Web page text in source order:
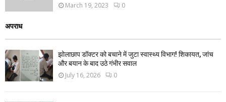
March 19, 2023 0
अपराध
झोलाछाप डॉक्टर को बचाने में जुटा स्वास्थ्य विभाग! शिकायत, जांच
और बयान के बाद उठे गंभीर सवाल
July 16, 2026 0